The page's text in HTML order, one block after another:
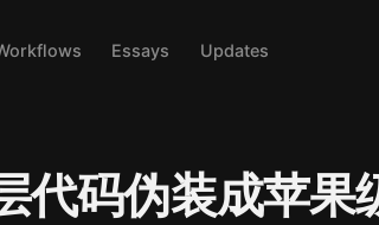
Essays Updates
代码伪装成苹果